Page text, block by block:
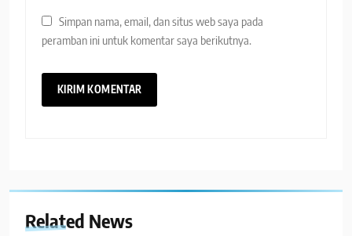
Simpan nama, email, dan situs web saya pada
peramban ini untuk komentar saya berikutnya.
Related News